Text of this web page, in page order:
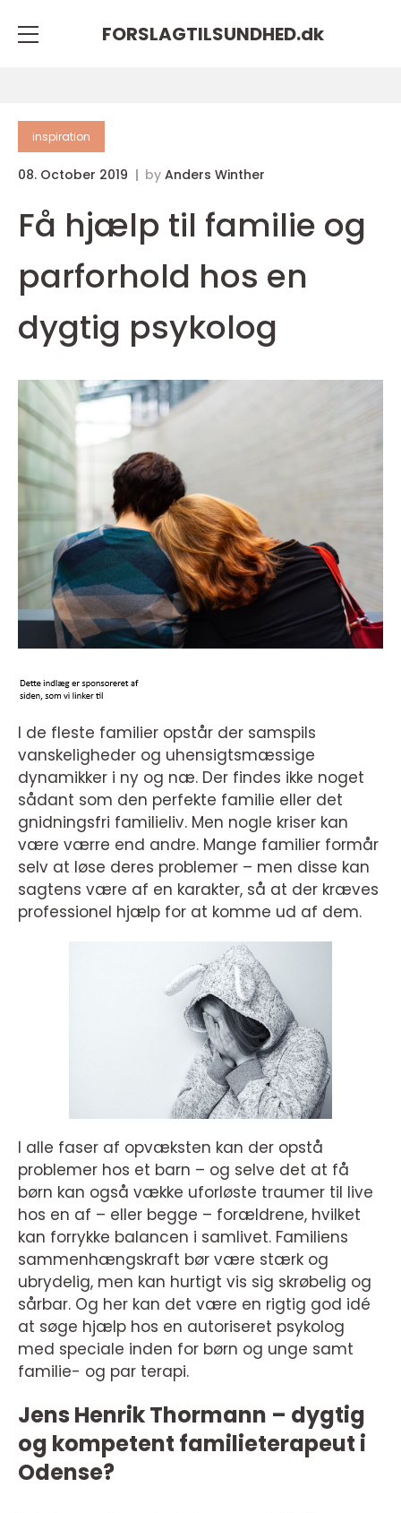
FORSLAGTILSUNDHED.dk
inspiration
08. October 2019 by Anders Winther
Få hjælp til familie og
parforhold hos en
dygtig psykolog
I de fleste familier opstår der samspils
vanskeligheder og uhensigtsmæssige
dynamikker i ny og næ. Der findes ikke noget
sådant som den perfekte familie eller det
gnidningsfri familieliv. Men nogle kriser kan
være værre end andre. Mange familier formår
selv at løse deres problemer – men disse kan
sagtens være af en karakter, så at der kræves
professionel hjælp for at komme ud af dem.
I alle faser af opvæksten kan der opstå
problemer hos et barn – og selve det at få
børn kan også vække uforløste traumer til live
hos en af – eller begge – forældrene, hvilket
kan forrykke balancen i samlivet. Familiens
sammenhængskraft bør være stærk og
ubrydelig, men kan hurtigt vis sig skrøbelig og
sårbar. Og her kan det være en rigtig god idé
at søge hjælp hos en autoriseret psykolog
med speciale inden for børn og unge samt
familie- og par terapi.
Jens Henrik Thormann – dygtig
og kompetent familieterapeut i
Odense?